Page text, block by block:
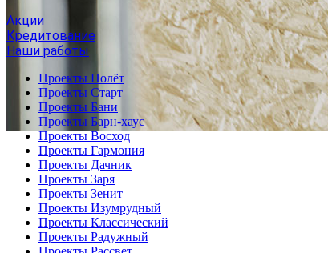
Акции
Кредитование
Наши работы
Проекты Полёт
Проекты Старт
Проекты Бани
Проекты Барн-хаус
Проекты Восход
Проекты Гармония
Проекты Дачник
Проекты Заря
Проекты Зенит
Проекты Изумрудный
Проекты Классический
Проекты Радужный